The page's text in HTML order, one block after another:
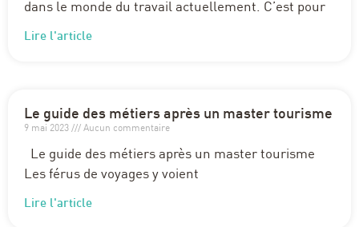
dans le monde du travail actuellement. C’est pour
Lire l'article
Le guide des métiers après un master tourisme
9 mai 2023 Aucun commentaire
Le guide des métiers après un master tourisme
Les férus de voyages y voient
Lire l'article